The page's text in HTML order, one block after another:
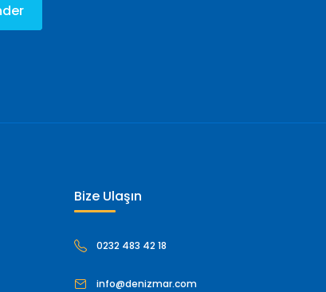
Bize Ulaşın
0232 483 42 18
info@denizmar.com